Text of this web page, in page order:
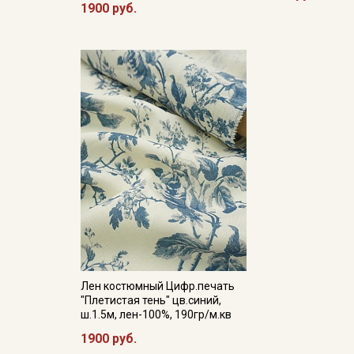
1900 руб.
Лен костюмный Цифр.печать
"Плетистая тень" цв.синий,
ш.1.5м, лен-100%, 190гр/м.кв
1900 руб.